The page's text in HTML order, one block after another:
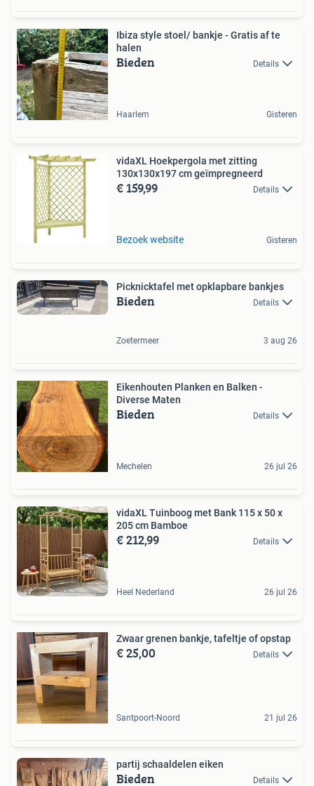
Ibiza style stoel/ bankje - Gratis af te
halen
Bieden Details
Haarlem Gisteren
vidaXL Hoekpergola met zitting
130x130x197 cm geïmpregneerd
€ 159,99 Details
Bezoek website Gisteren
Picknicktafel met opklapbare bankjes
Bieden Details
Zoetermeer 3 aug 26
Eikenhouten Planken en Balken -
Diverse Maten
Bieden Details
Mechelen 26 jul 26
vidaXL Tuinboog met Bank 115 x 50 x
205 cm Bamboe
€ 212,99 Details
Heel Nederland 26 jul 26
Zwaar grenen bankje, tafeltje of opstap
€ 25,00 Details
Santpoort-Noord 21 jul 26
partij schaaldelen eiken
Bieden Details